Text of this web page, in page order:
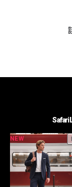
Safari
NEW